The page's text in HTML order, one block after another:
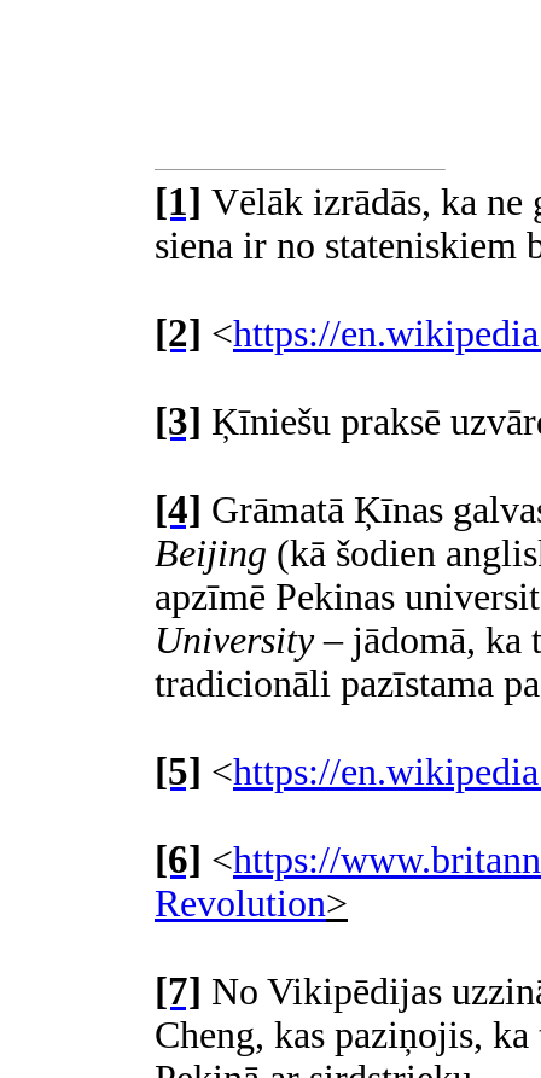
[1] Vēlāk izrādās, ka
siena ir no stateniskiem
[2] <https://
[3] Ķīniešu praksē
[4] Grāmatā Ķīnas
Beijing (kā šodien
apzīmē Pekinas
University– jādomā, ka
tradicionāli pazīstama
[5] <https://
[6] <https://
Revolution>
[7] No Vikipēdijas
Cheng, kas paziņojis,